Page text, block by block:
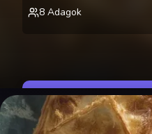
8 Adagok